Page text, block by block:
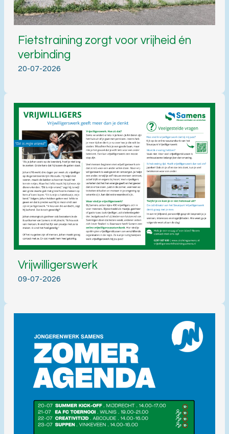
Fietstraining zorgt voor vrijheid én
verbinding
20-07-2026
Vrijwilligerswerk
09-07-2026